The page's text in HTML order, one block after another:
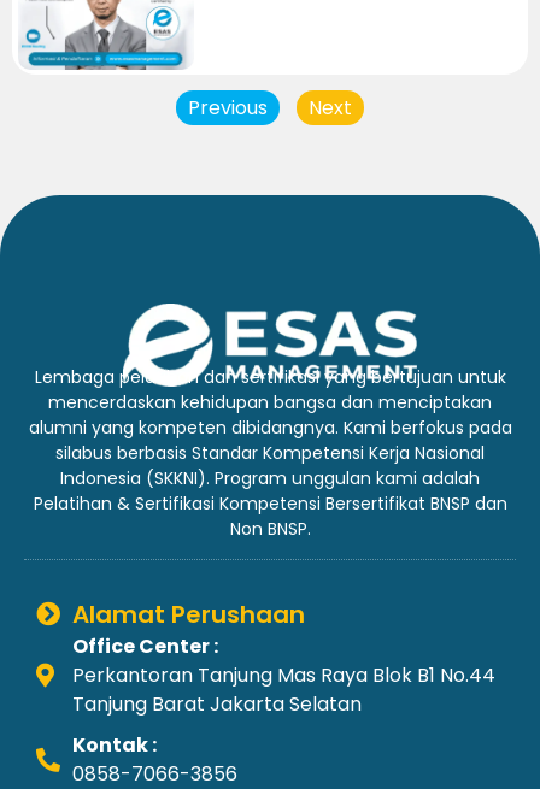
Previous Next
Lembaga pelatihan dan sertifikasi yang bertujuan untuk
mencerdaskan kehidupan bangsa dan menciptakan
alumni yang kompeten dibidangnya. Kami berfokus pada
silabus berbasis Standar Kompetensi Kerja Nasional
Indonesia (SKKNI). Program unggulan kami adalah
Pelatihan & Sertifikasi Kompetensi Bersertifikat BNSP dan
Non BNSP.
Alamat Perushaan
Office Center :
Perkantoran Tanjung Mas Raya Blok B1 No.44
Tanjung Barat Jakarta Selatan
Kontak :
0858-7066-3856